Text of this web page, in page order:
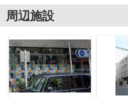
周辺施設